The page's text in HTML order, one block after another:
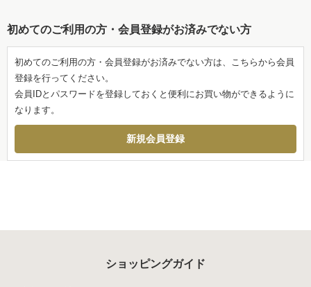
初めてのご利用の方・会員登録がお済みでない方
初めてのご利用の方・会員登録がお済みでない方は、こちらから会員
登録を行ってください。
会員IDとパスワードを登録しておくと便利にお買い物ができるように
なります。
ショッピングガイド